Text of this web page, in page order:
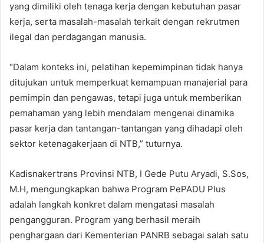
yang dimiliki oleh tenaga kerja dengan kebutuhan pasar
kerja, serta masalah-masalah terkait dengan rekrutmen
ilegal dan perdagangan manusia.
“Dalam konteks ini, pelatihan kepemimpinan tidak hanya
ditujukan untuk memperkuat kemampuan manajerial para
pemimpin dan pengawas, tetapi juga untuk memberikan
pemahaman yang lebih mendalam mengenai dinamika
pasar kerja dan tantangan-tantangan yang dihadapi oleh
sektor ketenagakerjaan di NTB,” tuturnya.
Kadisnakertrans Provinsi NTB, I Gede Putu Aryadi, S.Sos,
M.H, mengungkapkan bahwa Program PePADU Plus
adalah langkah konkret dalam mengatasi masalah
pengangguran. Program yang berhasil meraih
penghargaan dari Kementerian PANRB sebagai salah satu